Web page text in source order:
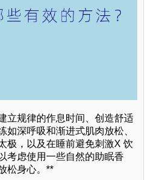
立规律的作息时间、创造舒适
如深呼吸和渐进式肌肉放松、
极，以及在睡前避免刺激X 饮
考虑使用一些自然的助眠香
松身心。**